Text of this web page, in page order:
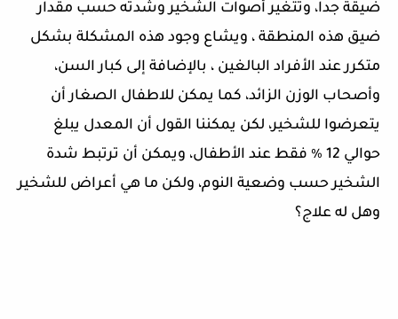
ضيقة جدا، وتتغير أصوات الشخير وشدته حسب مقدار
ضيق هذه المنطقة ، ويشاع وجود هذه المشكلة بشكل
متكرر عند الأفراد البالغين ، بالإضافة إلى كبار السن،
وأصحاب الوزن الزائد، كما يمكن للاطفال الصغار أن
يتعرضوا للشخير، لكن يمكننا القول أن المعدل يبلغ
حوالي 12 ٪ فقط عند الأطفال، ويمكن أن ترتبط شدة
الشخير حسب وضعية النوم، ولكن ما هي أعراض للشخير
وهل له علاج؟